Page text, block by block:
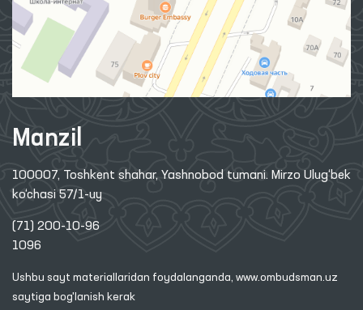
Manzil
100007, Toshkent shahar, Yashnobod tumani. Mirzo Ulug‘bek
ko‘chasi 57/1-uy
(71) 200-10-96
1096
Ushbu sayt materiallaridan foydalanganda, www.ombudsman.uz
saytiga bog'lanish kerak